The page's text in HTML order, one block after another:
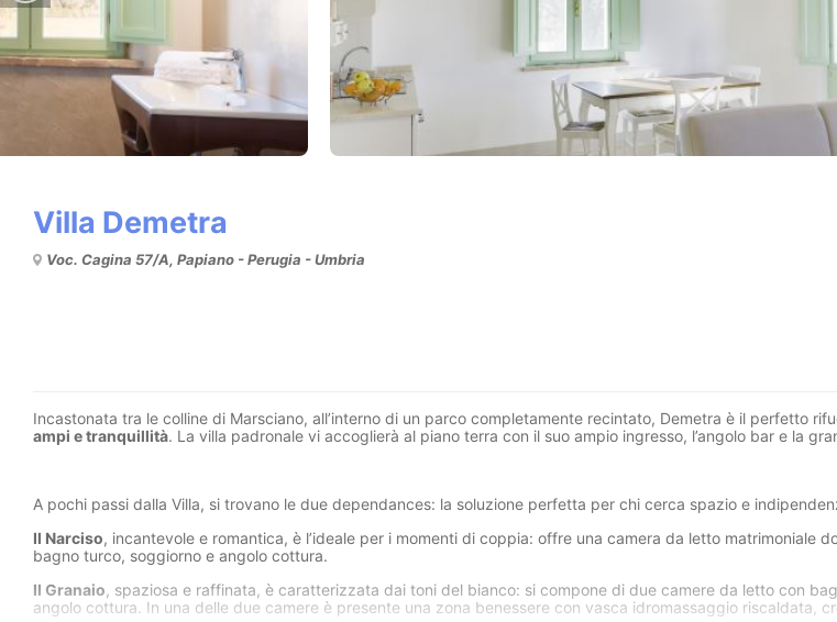
Villa Demetra
Voc. Cagina 57/A, Papiano - Perugia - Umbria
Incastonata tra le colline di Marsciano, all’interno di un parco completamente recintato, Demetra è il perfetto
ampi e tranquillità. La villa padronale vi accoglierà al piano terra con il suo ampio ingresso, l’angolo bar e la
A pochi passi dalla Villa, si trovano le due dependances: la soluzione perfetta per chi cerca spazio e
Il Narciso, incantevole e romantica, è l’ideale per i momenti di coppia: offre una camera da letto matrimoniale
bagno turco, soggiorno e angolo cottura.
Il Granaio, spaziosa e raffinata, è caratterizzata dai toni del bianco: si compone di due camere da letto con
angolo cottura. In una delle due camere è presente una zona benessere con vasca idromassaggio riscaldata,